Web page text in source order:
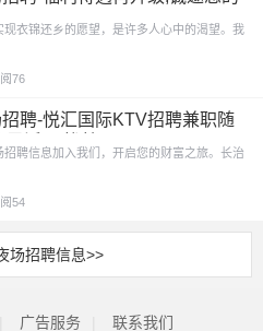
现衣锦还乡的愿望，是许多人心中的渴望。我
阅76
聘-悦汇国际KTV招聘兼职随
灵活,无忧就
招聘信息加入我们，开启您的财富之旅。长治
阅54
场招聘信息>>
广告服务 联系我们